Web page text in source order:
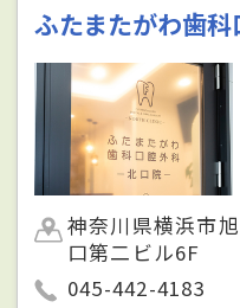
ふたまたがわ歯
神奈川県横浜市
口第二ビル6F
045-442-4183